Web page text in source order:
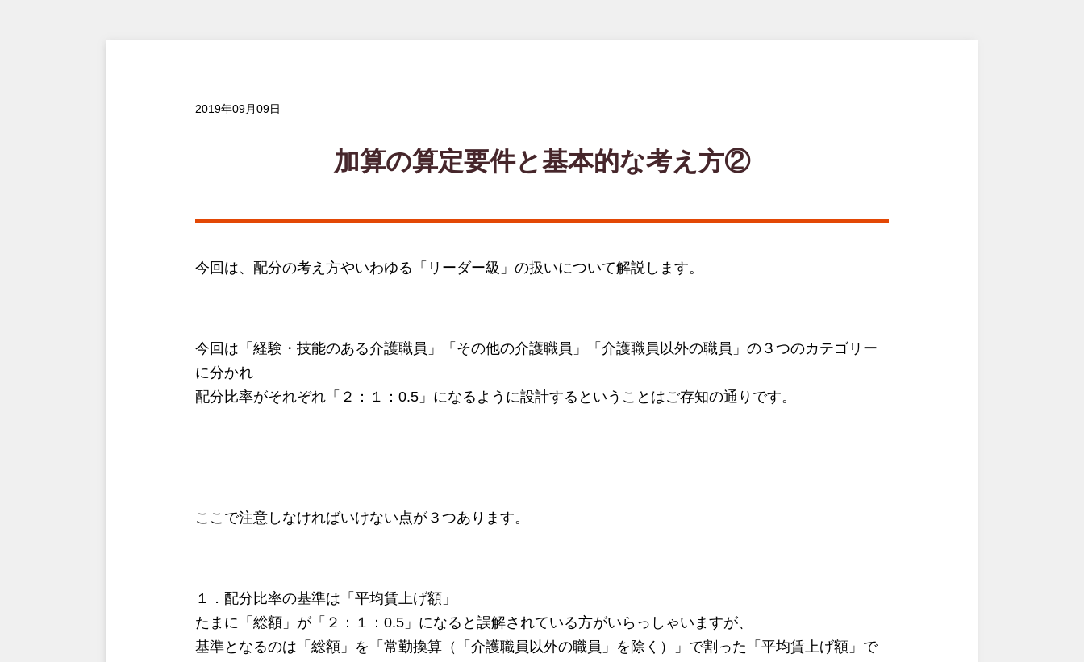
2019年09月09日
加算の算定要件と基本的な考え方②
今回は、配分の考え方やいわゆる「リーダー級」の扱いについて解説します。
今回は「経験・技能のある介護職員」「その他の介護職員」「介護職員以外の職員」の３つのカテゴリー
に分かれ
配分比率がそれぞれ「２：１：0.5」になるように設計するということはご存知の通りです。
ここで注意しなければいけない点が３つあります。
１．配分比率の基準は「平均賃上げ額」
たまに「総額」が「２：１：0.5」になると誤解されている方がいらっしゃいますが、
基準となるのは「総額」を「常勤換算（「介護職員以外の職員」を除く）」で割った「平均賃上げ額」で